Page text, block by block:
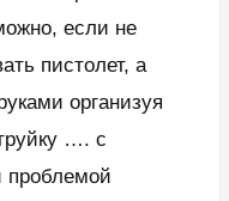
если не
пистолет, а
организуя
…. с
проблемой